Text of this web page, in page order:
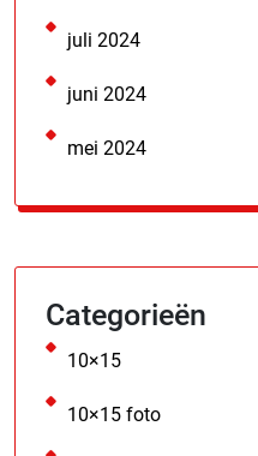
juli 2024
juni 2024
mei 2024
Categorieën
10×15
10×15 foto